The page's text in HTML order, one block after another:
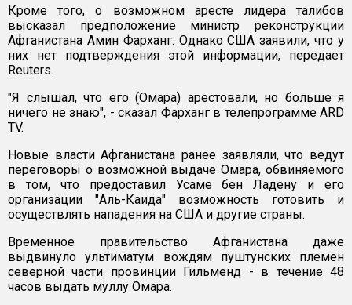
Кроме того, о возможном аресте лидера талибов
высказал предположение министр реконструкции
Афганистана Амин Фарханг. Однако США заявили, что у
них нет подтверждения этой информации, передает
Reuters.
"Я слышал, что его (Омара) арестовали, но больше я
ничего не знаю", - сказал Фарханг в телепрограмме ARD
TV.
Новые власти Афганистана ранее заявляли, что ведут
переговоры о возможной выдаче Омара, обвиняемого
в том, что предоставил Усаме бен Ладену и его
организации "Аль-Каида" возможность готовить и
осуществлять нападения на США и другие страны.
Временное правительство Афганистана даже
выдвинуло ультиматум вождям пуштунских племен
северной части провинции Гильменд - в течение 48
часов выдать муллу Омара.